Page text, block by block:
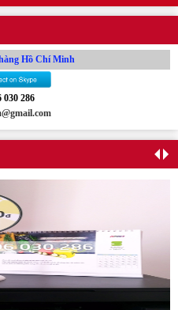
Hồ Chí Minh
030 286
quảng cáo
nhựa